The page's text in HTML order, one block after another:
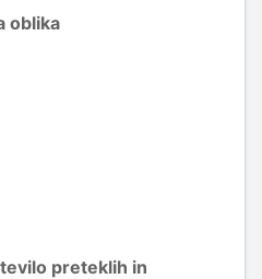
oblika
preteklih in